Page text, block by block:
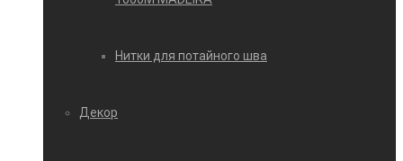
Нитки для потайного шва
Декор